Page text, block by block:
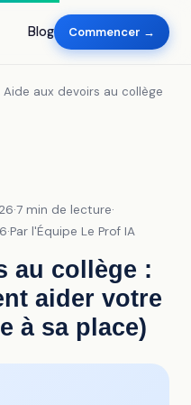
Blog Commencer →
Aide aux devoirs au collège
·7 min de lecture·
·Par l'Équipe Le Prof IA
au collège :
aider votre
à sa place)